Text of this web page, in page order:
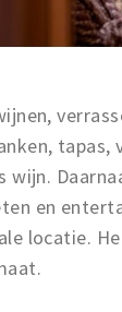
tapas,
wijn.
en
locatie.